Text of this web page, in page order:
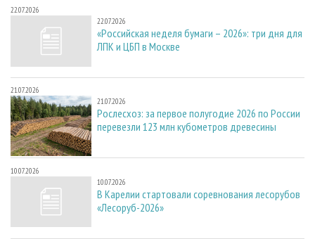
22.07.2026
22.07.2026
«Российская неделя бумаги – 2026»: три дня для
ЛПК и ЦБП в Москве
21.07.2026
21.07.2026
Рослесхоз: за первое полугодие 2026 по России
перевезли 123 млн кубометров древесины
10.07.2026
10.07.2026
В Карелии стартовали соревнования лесорубов
«Лесоруб-2026»